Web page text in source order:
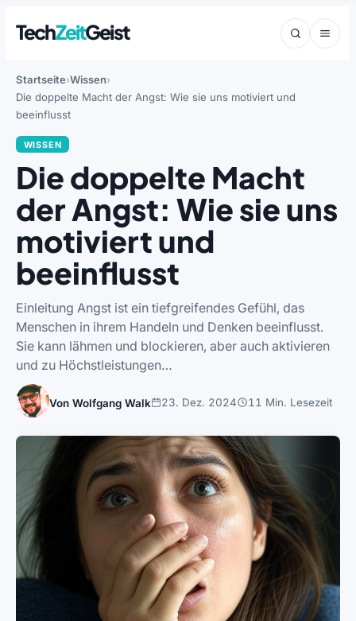
TechZeitGeist
Startseite Wissen
Die doppelte Macht der Angst: Wie sie uns motiviert und
beeinflusst
WISSEN
Die doppelte Macht
der Angst: Wie sie uns
motiviert und
beeinflusst
Einleitung Angst ist ein tiefgreifendes Gefühl, das
Menschen in ihrem Handeln und Denken beeinflusst.
Sie kann lähmen und blockieren, aber auch aktivieren
und zu Höchstleistungen…
Von Wolfgang Walk 23. Dez. 2024 11 Min. Lesezeit